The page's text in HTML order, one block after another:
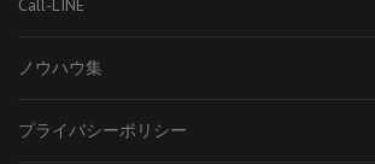
Call-LINE
ノウハウ集
プライバシーポリシー